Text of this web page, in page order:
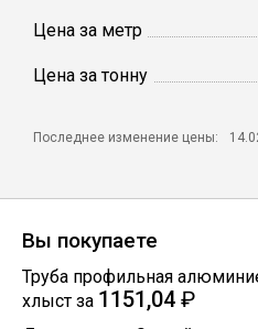
Проволока
Остальное
Цена за метр
Цена за тонну
Последнее изменение цены:
Вы покупаете
Труба профильная
хлыст за 1151,04 ₽